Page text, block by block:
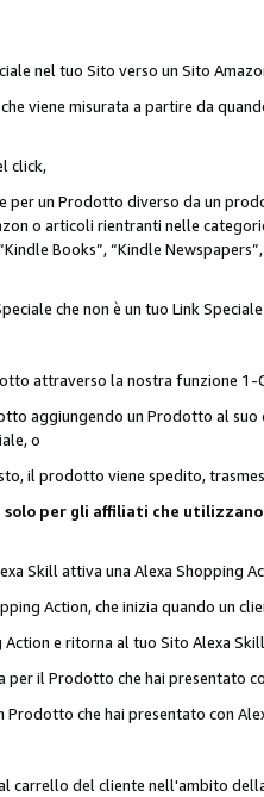
nel tuo Sito verso un Sito
viene misurata a partire da
click,
un Prodotto diverso da un
o articoli rientranti nelle categorie
Books”, “Kindle
che non è un tuo Link
attraverso la nostra funzione 1-
aggiungendo un Prodotto al
o
il prodotto viene spedito,
per gli affiliati che
Skill attiva una Alexa Shopping
Action, che inizia quando un
e ritorna al tuo Sito Alexa
il Prodotto che hai presentato
Prodotto che hai presentato con
del cliente nell'ambito